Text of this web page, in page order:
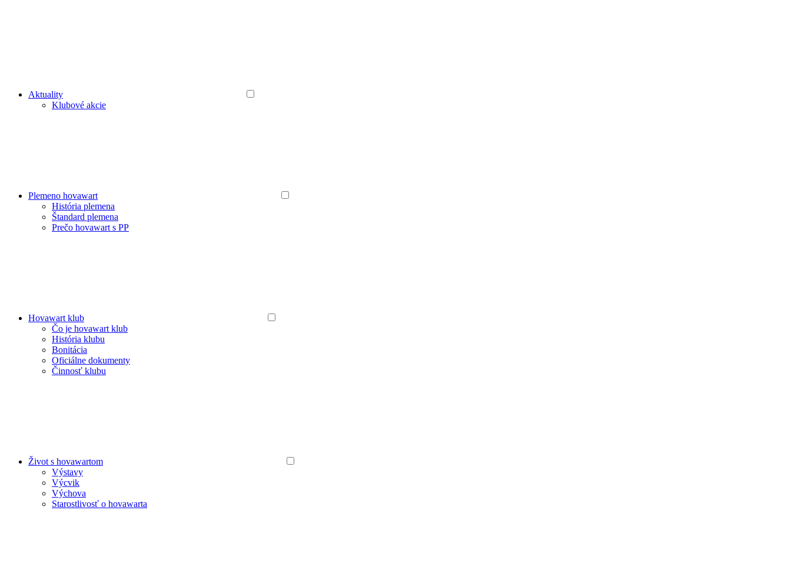
Aktuality
Klubové akcie
Plemeno hovawart
História plemena
Štandard plemena
Prečo hovawart s PP
Hovawart klub
Čo je hovawart klub
História klubu
Bonitácia
Oficiálne dokumenty
Činnosť klubu
Život s hovawartom
Výstavy
Výcvik
Výchova
Starostlivosť o hovawarta